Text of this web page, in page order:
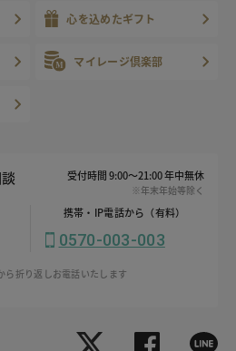
心を込めたギフト
マイレージ倶楽部
受付時間 9:00～21:00 年中無休
※年末年始等除く
携帯・IP電話から（有料）
0570-003-003
折り返しお電話いたします